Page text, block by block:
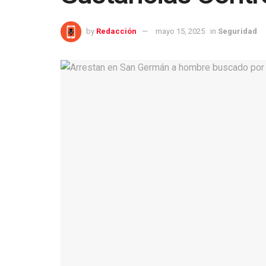
by Redacción mayo 15, 2025 in Seguridad